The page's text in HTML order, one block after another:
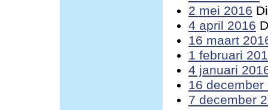
2 mei 2016
4 april 2016
16 maart
1 februari
4 januari
16 december
7 december